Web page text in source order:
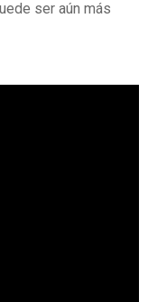
ser aún más